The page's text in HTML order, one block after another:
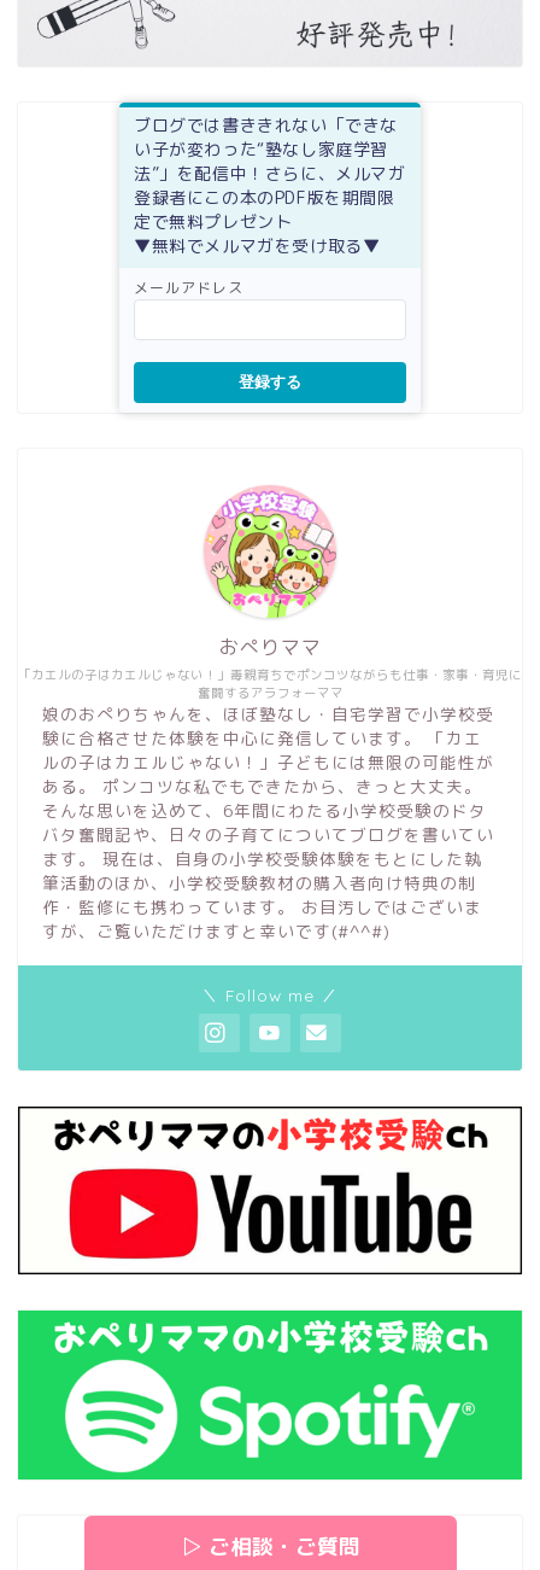
ブログでは書ききれない「できな
い子が変わった“塾なし家庭学習
法”」を配信中！さらに、メルマガ
登録者にこの本のPDF版を期間限
定で無料プレゼント
▼無料でメルマガを受け取る▼
メールアドレス
登録する
「カエルの子はカエルじゃない！」毒親育ちでポンコツながらも仕事・家事・育児に
奮闘するアラフォーママ
おぺりママ
娘のおぺりちゃんを、ほぼ塾なし・自宅学習で小学校受
験に合格させた体験を中心に発信しています。 「カエ
ルの子はカエルじゃない！」子どもには無限の可能性が
ある。 ポンコツな私でもできたから、きっと大丈夫。
そんな思いを込めて、6年間にわたる小学校受験のドタ
バタ奮闘記や、日々の子育てについてブログを書いてい
ます。 現在は、自身の小学校受験体験をもとにした執
筆活動のほか、小学校受験教材の購入者向け特典の制
作・監修にも携わっています。 お目汚しではございま
すが、ご覧いただけますと幸いです(#^^#)
＼ Follow me ／
▷ ご相談・ご質問